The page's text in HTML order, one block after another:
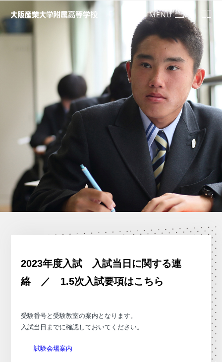
2023年度入試 入試当日に関する連
絡 ／ 1.5次入試要項はこちら
受験番号と受験教室の案内となります。
入試当日までに確認しておいてください。
試験会場案内